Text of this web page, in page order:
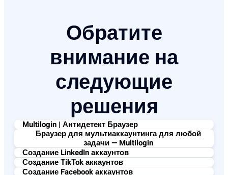
Обратите
внимание на
следующие
решения
Multilogin | Антидетект Браузер
Браузер для мультиаккаунтинга для любой
задачи — Multilogin
Создание LinkedIn аккаунтов
Создание TikTok аккаунтов
Создание Facebook аккаунтов